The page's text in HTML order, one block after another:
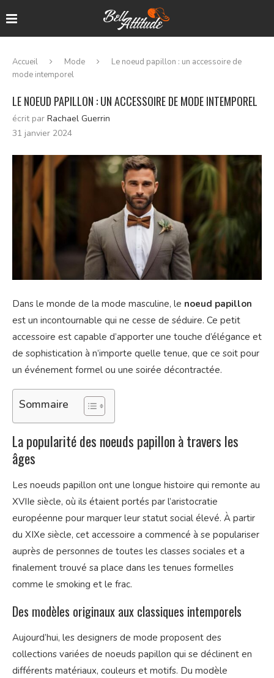
Accueil Mode
Le noeud papillon : un accessoire de
mode intemporel
LE NOEUD PAPILLON : UN ACCESSOIRE DE MODE INTEMPOREL
écrit par Rachael Guerrin
31 janvier 2024
Dans le monde de la mode masculine, le noeud papillon
est un incontournable qui ne cesse de séduire. Ce petit
accessoire est capable d’apporter une touche d’élégance et
de sophistication à n’importe quelle tenue, que ce soit pour
un événement formel ou une soirée décontractée.
Sommaire
La popularité des noeuds papillon à travers les
âges
Les noeuds papillon ont une longue histoire qui remonte au
XVIIe siècle, où ils étaient portés par l’aristocratie
européenne pour marquer leur statut social élevé. À partir
du XIXe siècle, cet accessoire a commencé à se populariser
auprès de personnes de toutes les classes sociales et a
finalement trouvé sa place dans les tenues formelles
comme le smoking et le frac.
Des modèles originaux aux classiques intemporels
Aujourd’hui, les designers de mode proposent des
collections variées de noeuds papillon qui se déclinent en
différents matériaux, couleurs et motifs. Du modèle